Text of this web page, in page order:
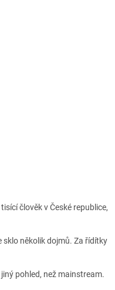
člověk v České republice,
sklo několik dojmů. Za řídítky
pohled, než mainstream.